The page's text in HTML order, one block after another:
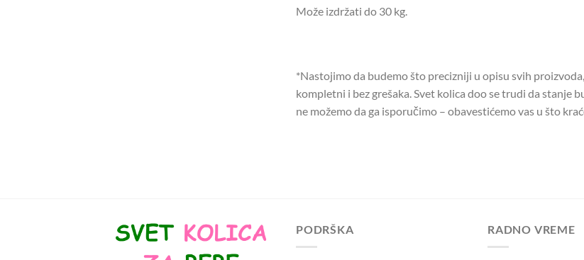
Može izdržati do 30 kg.
*Nastojimo da budemo što precizniji u opisu svih
kompletni i bez grešaka. Svet kolica doo se trudi da stanje
ne možemo da ga isporučimo – obavestićemo vas u što
PODRŠKA RADNO VREME